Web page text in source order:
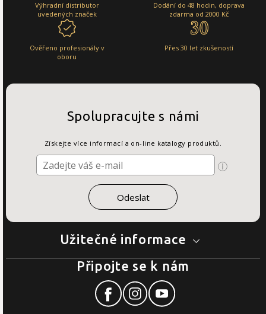
Výhradní distributor
uvedených značek
Dodání do 48 hodin, doprava
zdarma od 2000 Kč
Ověřeno profesionály v
oboru
Přes 30 let zkušeností
Užitečné informace
Spolupracujte s námi
Získejte více informací a on-line katalogy produktů.
Připojte se k nám